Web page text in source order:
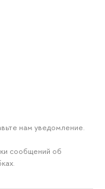
нам уведомление.
сообщений об